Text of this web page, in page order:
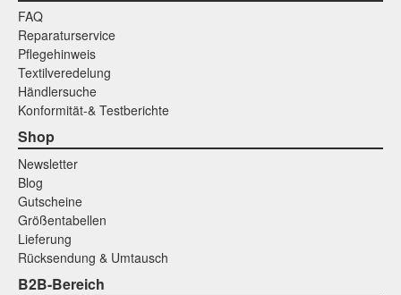
FAQ
Reparaturservice
Pflegehinweis
Textilveredelung
Händlersuche
Konformität-& Testberichte
Shop
Newsletter
Blog
Gutscheine
Größentabellen
Lieferung
Rücksendung & Umtausch
B2B-Bereich